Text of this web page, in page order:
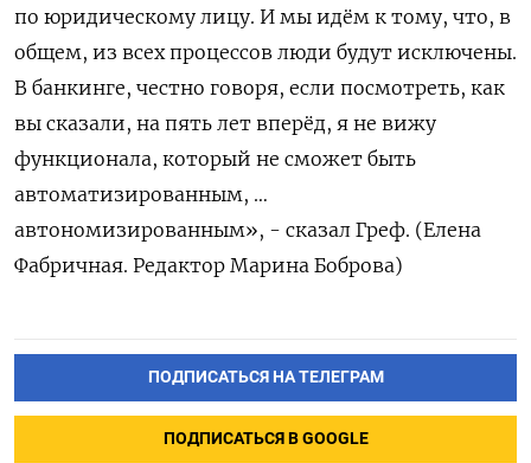
по ‌юридическому лицу. И мы идём к тому, что, в
общем, из всех ‌процессов люди будут исключены.
В банкинге, честно говоря, если посмотреть, как
вы сказали, на пять ​лет вперёд, я не вижу
функционала, который не сможет быть
‌автоматизированным, …
автономизированным», - сказал Греф. (Елена
Фабричная. Редактор Марина Боброва)
ПОДПИСАТЬСЯ НА ТЕЛЕГРАМ
ПОДПИСАТЬСЯ В GOOGLE